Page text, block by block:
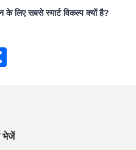
लिए सबसे स्मार्ट विकल्प क्यों है?
भेजें